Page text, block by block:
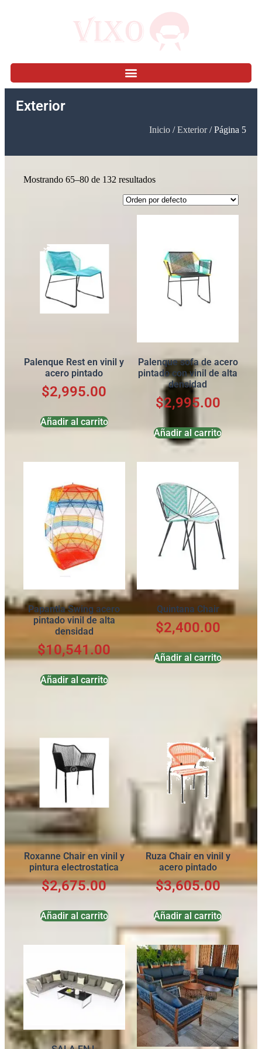
Exterior
Inicio /Exterior/ Página 5
Mostrando 65–80 de 132 resultados
Palenque Rest en vinil y
acero pintado
$2,995.00
Añadir al carrito
Palenque sofa de acero
pintado con vinil de alta
densidad
$2,995.00
Añadir al carrito
Papantla Swing acero
pintado vinil de alta
densidad
$10,541.00
Añadir al carrito
Quintana Chair
$2,400.00
Añadir al carrito
Roxanne Chair en vinil y
pintura electrostatica
$2,675.00
Añadir al carrito
Ruza Chair en vinil y
acero pintado
$3,605.00
Añadir al carrito